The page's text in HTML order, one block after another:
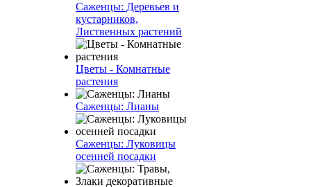
Саженцы: Деревьев и
кустарников,
Лиственных растений
Цветы - Комнатные
растения
Саженцы: Лианы
Саженцы: Луковицы
осенней посадки